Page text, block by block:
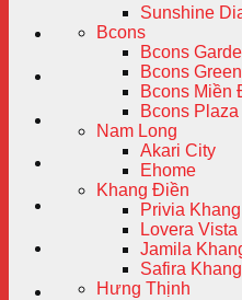
Sunshine
Bcons
Bcons
Bcons
Bcons Miền
Bcons Plaza
Nam Long
Akari City
Ehome
Khang Điền
Privia
Lovera Vista
Jamila
Safira
Hưng Thịnh